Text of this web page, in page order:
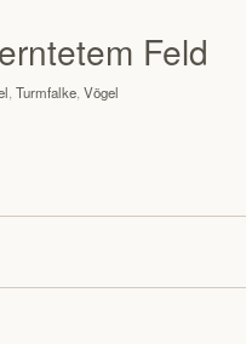
Feld
Turmfalke, Vögel